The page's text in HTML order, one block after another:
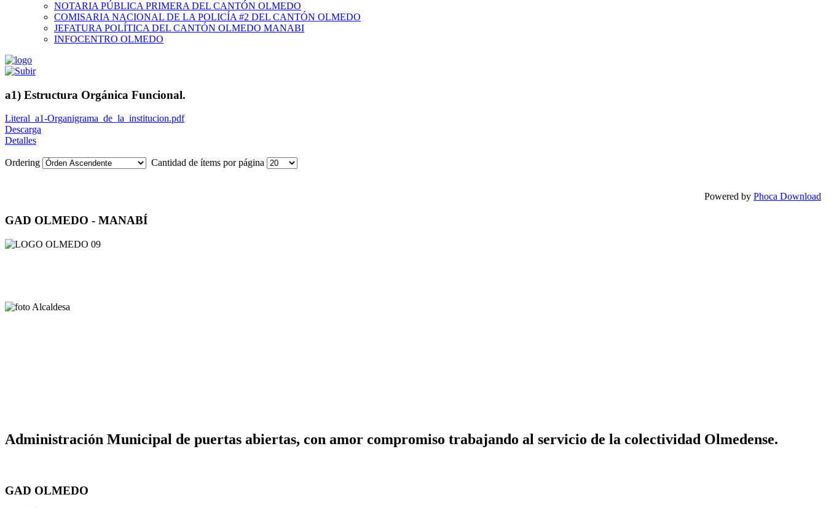
NOTARIA PÚBLICA PRIMERA DEL CANTÓN OLMEDO
COMISARIA NACIONAL DE LA POLICÍA #2 DEL CANTÓN OLMEDO
JEFATURA POLÍTICA DEL CANTÓN OLMEDO MANABI
INFOCENTRO OLMEDO
a1) Estructura Orgánica Funcional.
Literal_a1-Organigrama_de_la_institucion.pdf
Descarga
Detalles
Ordering Cantidad de ítems por página
Powered by Phoca Download
GAD OLMEDO - MANABÍ
Administración Municipal de puertas abiertas, con amor compromiso trabajando al servicio de la colectividad Olmedense.
GAD OLMEDO